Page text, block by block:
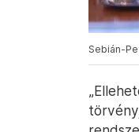
Sebián-